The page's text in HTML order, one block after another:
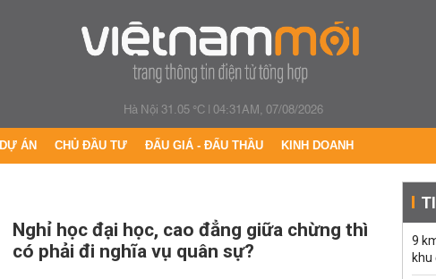
Hà Nội 31.05 °C|04:31AM, 07/08/2026
DỰ ÁN CHỦ ĐẦU TƯ ĐẤU GIÁ - ĐẤU THẦU KINH DOANH
Nghỉ học đại học, cao đẳng giữa chừng thì
có phải đi nghĩa vụ quân sự?
9
khu